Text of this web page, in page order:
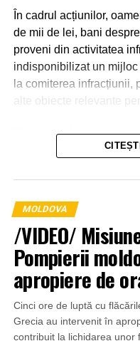
În cadrul acțiunilor,
de mii de lei, bani
proveni din activitatea
indisponibilizat un
la comiterea infracțiunii,
alte obiecte relevante
Potrivit anchetatorilor,
grup de persoane, o
urmează să fie stabilite
MOLDOVA
/VIDEO/
Pompierii
apropiere de
Cinci ore de luptă cu
Grecia au intervenit în
contribuit la lichidarea unor